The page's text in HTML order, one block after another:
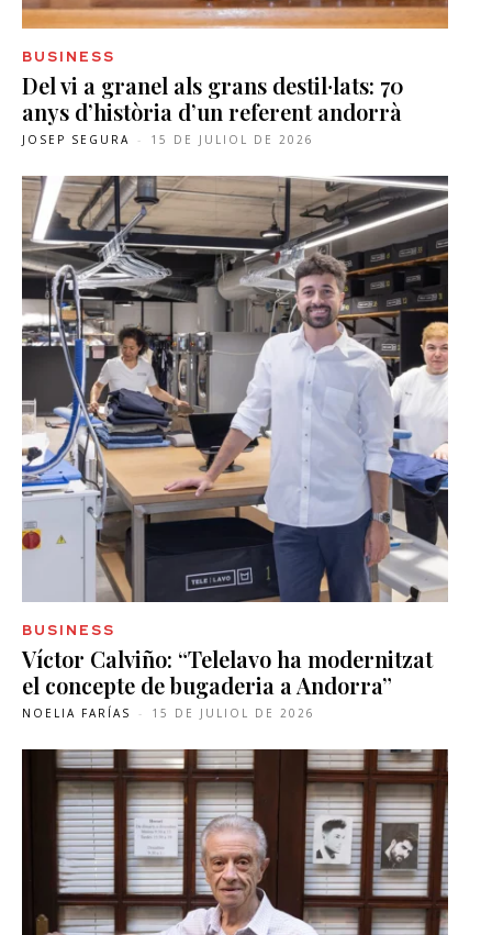
BUSINESS
Del vi a granel als grans destil·lats: 70
anys d’història d’un referent andorrà
JOSEP SEGURA - 15 DE JULIOL DE 2026
BUSINESS
Víctor Calviño: “Telelavo ha modernitzat
el concepte de bugaderia a Andorra”
NOELIA FARÍAS - 15 DE JULIOL DE 2026